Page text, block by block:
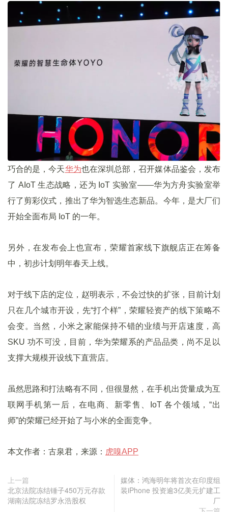
巧合的是，今天华为也在深圳总部，召开媒体品鉴会，发布
了 AIoT 生态战略，还为 IoT 实验室——华为方舟实验室举
行了剪彩仪式，推出了华为智选生态新品。今年，是大厂们
开始全面布局 IoT 的一年。
另外，在发布会上也宣布，荣耀首家线下旗舰店正在筹备
中，初步计划明年春天上线。
对于线下店的定位，赵明表示，不会过快的扩张，目前计划
只在几个城市开设，先“打个样”，荣耀轻资产的线下策略不
会变。当然，小米之家能保持不错的业绩与开店速度，高
SKU 功不可没，目前，华为荣耀系的产品品类，尚不足以
支撑大规模开设线下直营店。
虽然思路和打法略有不同，但很显然，在手机出货量成为互
联网手机第一后，在电商、新零售、IoT 各个领域，“出
师”的荣耀已经开始了与小米的全面竞争。
本文作者：古泉君，来源： 虎嗅APP
上一篇
北京法院冻结锤子450万元存款
湖南法院冻结罗永浩股权
媒体：鸿海明年将首次在印度组
装iPhone 投资逾3亿美元扩建工
厂